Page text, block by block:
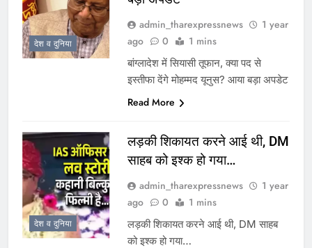
देश व दुनिया
admin_tharexpressnews
1 year
ago
0 1 mins
बांग्लादेश में सियासी तूफान, क्या पद से
इस्तीफा देंगे मोहम्मद यूनुस? आया बड़ा अपडेट
Read More
देश व दुनिया
लड़की शिकायत करने आई थी, DM
साहब को इश्क हो गया…
admin_tharexpressnews
1 year
ago
0 1 mins
लड़की शिकायत करने आई थी, DM साहब
को इश्क हो गया…